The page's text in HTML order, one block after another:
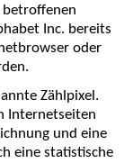
Inc. bereits
oder
Zählpixel.
Internetseiten
und eine
eine statistische